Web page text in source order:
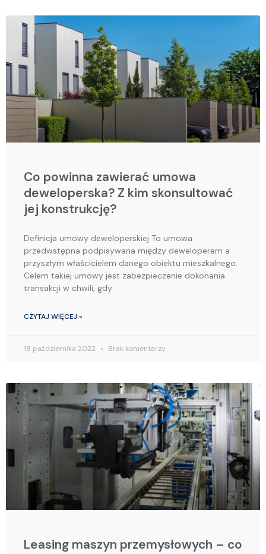
Co powinna zawierać umowa
deweloperska? Z kim skonsultować
jej konstrukcję?
Definicja umowy deweloperskiej To umowa
przedwstępna podpisywana między deweloperem a
przyszłym właścicielem danego obiektu mieszkalnego.
Celem takiej umowy jest zabezpieczenie dokonania
transakcji w chwili, gdy
CZYTAJ WIĘCEJ »
18 października 2022 Brak komentarzy
Leasing maszyn przemysłowych – co